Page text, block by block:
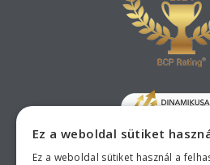
Ez a weboldal sütiket
Ez a weboldal sütiket használ a